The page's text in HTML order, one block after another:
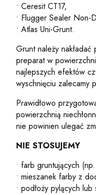
• Ceresit CT17,
• Flugger Sealer Non-
• Atlas Uni-Grunt.
Grunt należy
preparat w
najlepszych efektów
wyschnięciu zalecamy
Prawidłowo
powierzchnią
nie powinien ulegać
NIE STOSUJEMY
• farb gruntujących
• mieszanek farby z
• podłoży pylących lub